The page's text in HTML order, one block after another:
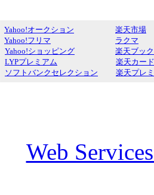
Yahoo!オークション
Yahoo!フリマ
Yahoo!ショッピング
LYPプレミアム
ソフトバンクセレクション
楽天市場
ラクマ
楽天ブッ
楽天カード
楽天プレ
Web